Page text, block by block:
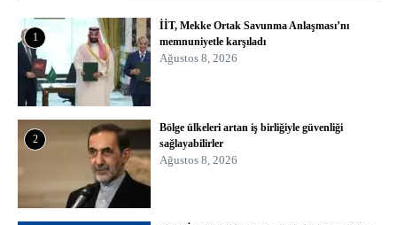
1
İİT, Mekke Ortak Savunma Anlaşması’nı
memnuniyetle karşıladı
Ağustos 8, 2026
2
Bölge ülkeleri artan iş birliğiyle güvenliği
sağlayabilirler
Ağustos 8, 2026